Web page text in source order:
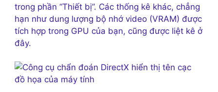
trong phần “Thiết bị”. Các thống kê khác, chẳng
hạn như dung lượng bộ nhớ video (VRAM) được
tích hợp trong GPU của bạn, cũng được liệt kê ở
đây.